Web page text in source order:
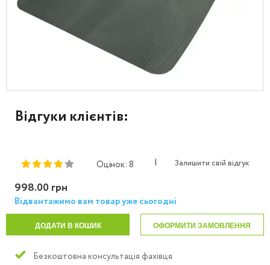
Відгуки клієнтів:
Оцінок: 8 | Залишити свій відгук
998.00 грн
Відвантажимо вам товар уже сьогодні
ДОДАТИ В КОШИК ОФОРМИТИ ЗАМОВЛЕННЯ
Безкоштовна консультація фахівця